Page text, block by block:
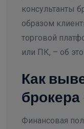
консультанты
образом
торговой
или ПК, – об
Как
брокера
Финансовая